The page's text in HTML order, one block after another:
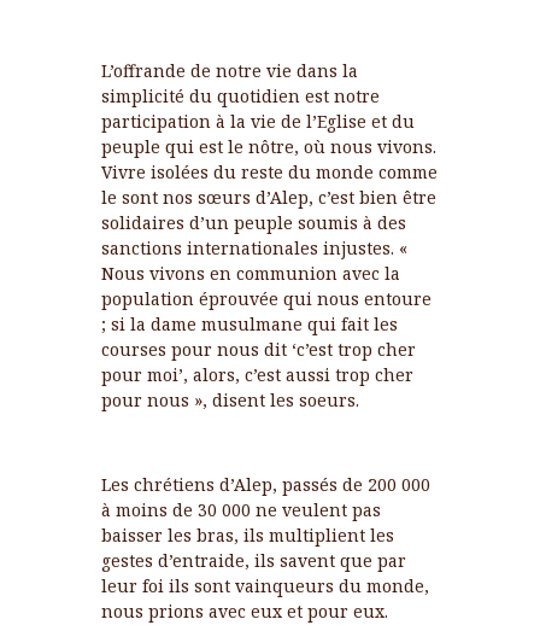
L’offrande de notre vie dans la
simplicité du quotidien est notre
participation à la vie de l’Eglise et du
peuple qui est le nôtre, où nous vivons.
Vivre isolées du reste du monde comme
le sont nos sœurs d’Alep, c’est bien être
solidaires d’un peuple soumis à des
sanctions internationales injustes. «
Nous vivons en communion avec la
population éprouvée qui nous entoure
; si la dame musulmane qui fait les
courses pour nous dit ‘c’est trop cher
pour moi’, alors, c’est aussi trop cher
pour nous », disent les soeurs.
Les chrétiens d’Alep, passés de 200 000
à moins de 30 000 ne veulent pas
baisser les bras, ils multiplient les
gestes d’entraide, ils savent que par
leur foi ils sont vainqueurs du monde,
nous prions avec eux et pour eux.